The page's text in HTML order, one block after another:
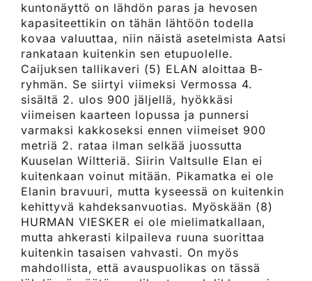
kuntonäyttö on lähdön paras ja hevosen
kapasiteettikin on tähän lähtöön todella
kovaa valuuttaa, niin näistä asetelmista Aatsi
rankataan kuitenkin sen etupuolelle.
Caijuksen tallikaveri (5) ELAN aloittaa B-
ryhmän. Se siirtyi viimeksi Vermossa 4.
sisältä 2. ulos 900 jäljellä, hyökkäsi
viimeisen kaarteen lopussa ja punnersi
varmaksi kakkoseksi ennen viimeiset 900
metriä 2. rataa ilman selkää juossutta
Kuuselan Wiltteriä. Siirin Valtsulle Elan ei
kuitenkaan voinut mitään. Pikamatka ei ole
Elanin bravuuri, mutta kyseessä on kuitenkin
kehittyvä kahdeksanvuotias. Myöskään (8)
HURMAN VIESKER ei ole mielimatkallaan,
mutta ahkerasti kilpaileva ruuna suorittaa
kuitenkin tasaisen vahvasti. On myös
mahdollista, että avauspuolikas on tässä